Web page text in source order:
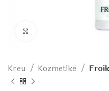
Kreu Kozmetikë